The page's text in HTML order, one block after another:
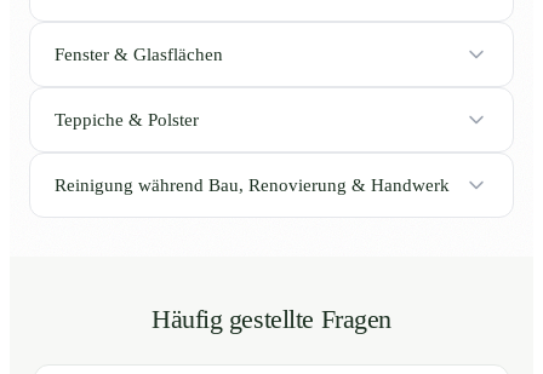
Fenster & Glasflächen
Teppiche & Polster
Reinigung während Bau, Renovierung & Handwerk
Häufig gestellte Fragen